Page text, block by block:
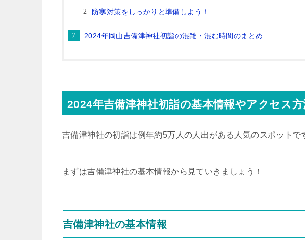
防寒対策をしっかりと準備しよう！
2024年岡山吉備津神社初詣の混雑・混む時間のまとめ
2024年吉備津神社初詣の基本情報やアクセス
吉備津神社の初詣は例年約5万人の人出がある人気のスポットで
まずは吉備津神社の基本情報から見ていきましょう！
吉備津神社の基本情報